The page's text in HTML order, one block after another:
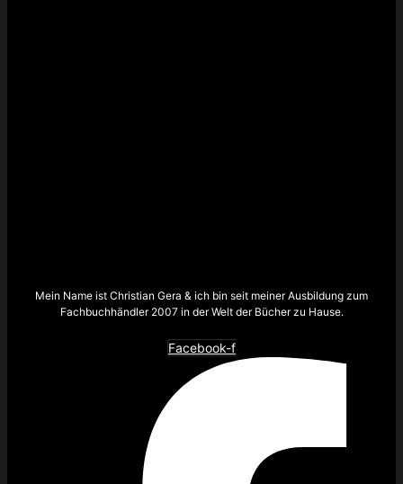
Mein Name ist Christian Gera & ich bin seit meiner Ausbildung zum
Fachbuchhändler 2007 in der Welt der Bücher zu Hause.
Facebook-f